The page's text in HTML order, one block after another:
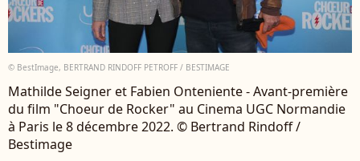
© BestImage, BERTRAND RINDOFF PETROFF / BESTIMAGE
Mathilde Seigner et Fabien Onteniente - Avant-première
du film "Choeur de Rocker" au Cinema UGC Normandie
à Paris le 8 décembre 2022. © Bertrand Rindoff /
Bestimage